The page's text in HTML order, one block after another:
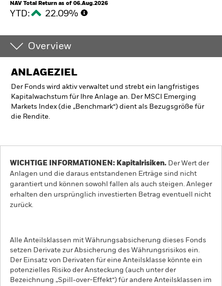
NAV Total Return as of 06.Aug.2026
YTD: 22.09%
Overview
ANLAGEZIEL
Der Fonds wird aktiv verwaltet und strebt ein langfristiges
Kapitalwachstum für Ihre Anlage an. Der MSCI Emerging
Markets Index (die „Benchmark“) dient als Bezugsgröße für
die Rendite.
WICHTIGE INFORMATIONEN: Kapitalrisiken. Der Wert der
Anlagen und die daraus entstandenen Erträge sind nicht
garantiert und können sowohl fallen als auch steigen. Anleger
erhalten den ursprünglich investierten Betrag eventuell nicht
zurück.
Alle Anteilsklassen mit Währungsabsicherung dieses Fonds
setzen Derivate zur Absicherung des Währungsrisikos ein.
Der Einsatz von Derivaten für eine Anteilsklasse könnte ein
potenzielles Risiko der Ansteckung (auch unter der
Bezeichnung „Spill-over-Effekt“) für andere Anteilsklassen im